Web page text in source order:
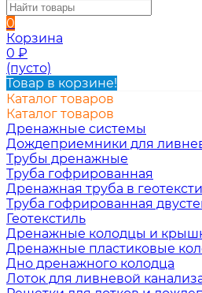
0
Корзина
0 ₽
(пусто)
Товар в корзине!
Каталог товаров
Каталог товаров
Дренажные системы
Дождеприемники для
Трубы дренажные
Труба гофрированная
Дренажная труба в
Труба гофрированная
Геотекстиль
Дренажные колодцы и
Дренажные пластиковые
Дно дренажного колодца
Лоток для ливневой